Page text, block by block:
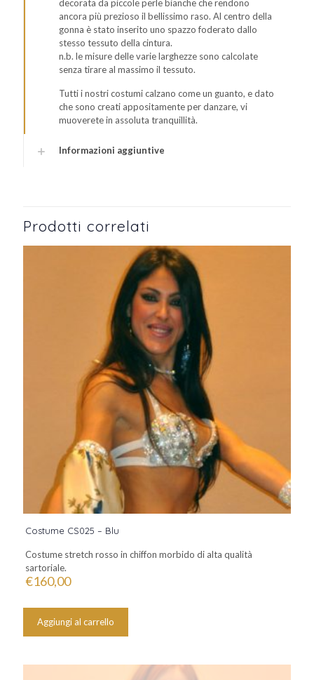
decorata da piccole perle bianche che rendono
ancora più prezioso il bellissimo raso. Al centro della
gonna è stato inserito uno spazzo foderato dallo
stesso tessuto della cintura.
n.b. le misure delle varie larghezze sono calcolate
senza tirare al massimo il tessuto.
Tutti i nostri costumi calzano come un guanto, e dato
che sono creati appositamente per danzare, vi
muoverete in assoluta tranquillità.
Informazioni aggiuntive
Prodotti correlati
Costume CS025 – Blu
Costume stretch rosso in chiffon morbido di alta qualità
sartoriale.
€160,00
Aggiungi al carrello